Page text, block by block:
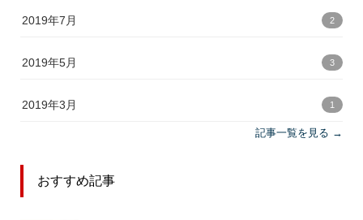
2019年7月 2
2019年5月 3
2019年3月 1
記事一覧を見る →
おすすめ記事